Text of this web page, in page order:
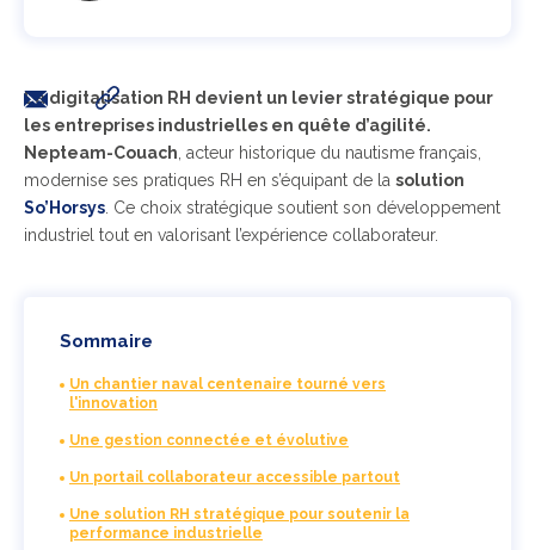
La digitalisation RH devient un levier stratégique pour
les entreprises industrielles en quête d’agilité.
Nepteam-Couach , acteur historique du nautisme français,
modernise ses pratiques RH en s’équipant de la solution
So’Horsys . Ce choix stratégique soutient son développement
industriel tout en valorisant l’expérience collaborateur.
Sommaire
Un chantier naval centenaire tourné vers
l'innovation
Une gestion connectée et évolutive
Un portail collaborateur accessible partout
Une solution RH stratégique pour soutenir la
performance industrielle